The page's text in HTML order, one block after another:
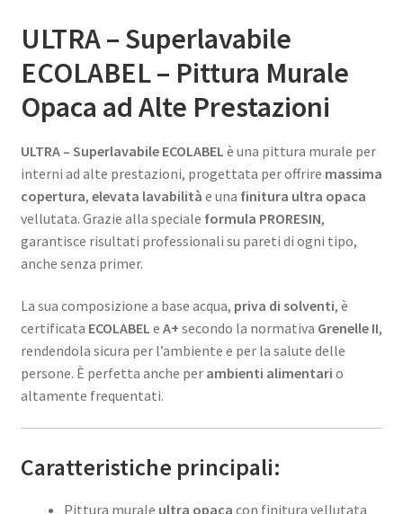
ULTRA – Superlavabile
ECOLABEL – Pittura Murale
Opaca ad Alte Prestazioni
ULTRA – Superlavabile ECOLABEL è una pittura murale per
interni ad alte prestazioni, progettata per offrire massima
copertura, elevata lavabilità e una finitura ultra opaca
vellutata. Grazie alla speciale formula PRORESIN,
garantisce risultati professionali su pareti di ogni tipo,
anche senza primer.
La sua composizione a base acqua, priva di solventi, è
certificata ECOLABEL e A+ secondo la normativa Grenelle II,
rendendola sicura per l’ambiente e per la salute delle
persone. È perfetta anche per ambienti alimentari o
altamente frequentati.
Caratteristiche principali:
Pittura murale ultra opaca con finitura vellutata